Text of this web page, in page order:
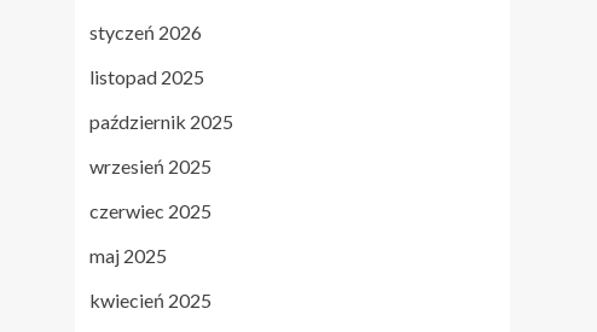
styczeń 2026
listopad 2025
październik 2025
wrzesień 2025
czerwiec 2025
maj 2025
kwiecień 2025